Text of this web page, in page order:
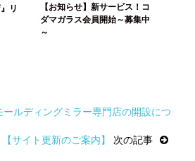
リ
【お知らせ】新サービス！コ
ダマガラス会員開始～募集中
～
ルディングミラー専門店の開設につ
【サイト更新のご案内】 次の記事